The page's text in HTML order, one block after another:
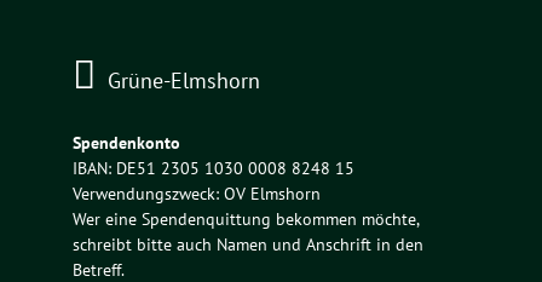
Grüne-Elmshorn
Spendenkonto
IBAN: DE51 2305 1030 0008 8248 15
Verwendungszweck: OV Elmshorn
Wer eine Spendenquittung bekommen möchte,
schreibt bitte auch Namen und Anschrift in den
Betreff.